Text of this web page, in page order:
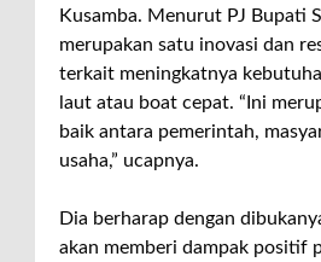
Kusamba. Menurut PJ Bupati
merupakan satu inovasi dan
terkait meningkatnya
laut atau boat cepat. “Ini
baik antara pemerintah,
usaha,” ucapnya.
Dia berharap dengan
akan memberi dampak positif